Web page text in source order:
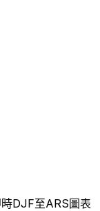
DJF至ARS圖表